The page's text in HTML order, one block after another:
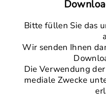
Bitte füllen Sie das
Wir senden Ihnen
Die Verwendung
mediale Zwecke